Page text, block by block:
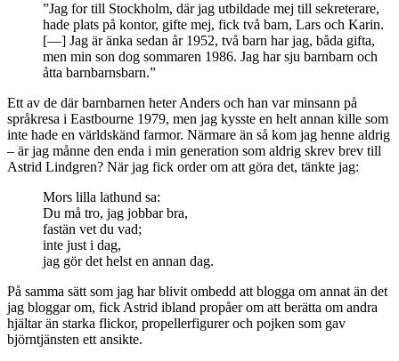
”Jag for till Stockholm, där jag utbildade mej till sekreterare,
hade plats på kontor, gifte mej, fick två barn, Lars och Karin.
[—] Jag är änka sedan år 1952, två barn har jag, båda gifta,
men min son dog sommaren 1986. Jag har sju barnbarn och
åtta barnbarnsbarn.”
Ett av de där barnbarnen heter Anders och han var minsann på
språkresa i Eastbourne 1979, men jag kysste en helt annan kille som
inte hade en världskänd farmor. Närmare än så kom jag henne aldrig
– är jag månne den enda i min generation som aldrig skrev brev till
Astrid Lindgren? När jag fick order om att göra det, tänkte jag:
Mors lilla lathund sa:
Du må tro, jag jobbar bra,
fastän vet du vad;
inte just i dag,
jag gör det helst en annan dag.
På samma sätt som jag har blivit ombedd att blogga om annat än det
jag bloggar om, fick Astrid ibland propåer om att berätta om andra
hjältar än starka flickor, propellerfigurer och pojken som gav
björntjänsten ett ansikte.